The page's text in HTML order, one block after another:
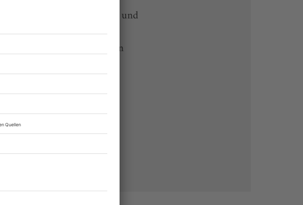
zur Theater-heute-App und
ePaper
auf allen Endgeräten
Abo testen